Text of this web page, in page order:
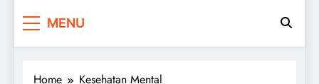
MENU
Home Kesehatan Mental